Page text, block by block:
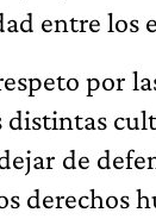
entre los
por
distintas
de
derechos